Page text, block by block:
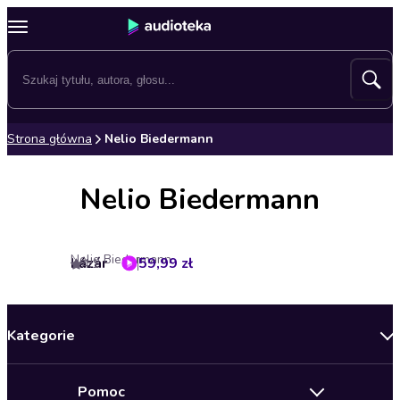
Strona główna Nelio Biedermann
Nelio Biedermann
Lázár
Nelio Biedermann
4.1 59,99 zł
Kategorie
Pomoc